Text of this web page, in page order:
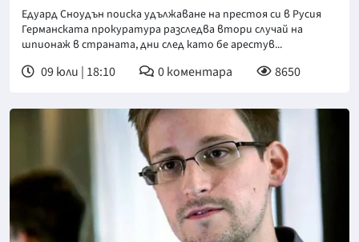
Едуард Сноудън поиска удължаване на престоя си в Русия
Германската прокуратура разследва втори случай на
шпионаж в страната, дни след като бе арестув...
09 юли | 18:10 0коментара 8650